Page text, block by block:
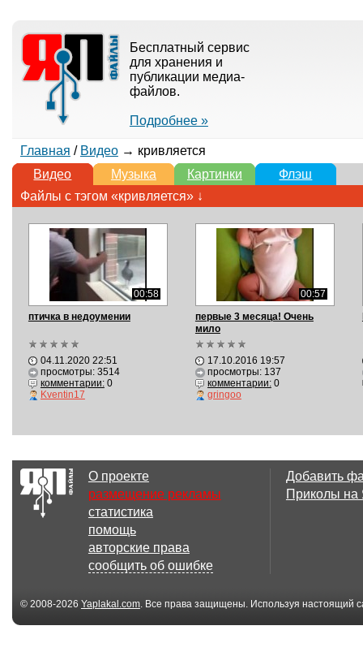
Бесплатный сервис
для хранения и
публикации медиа-
файлов.
Подробнее »
Главная / Видео→ кривляется
Видео
Музыка Картинки
Флэш
Файлы с тэгом «кривляется» ↓
00:58
птичка в недоумении
04.11.2020 22:51
просмотры: 3514
комментарии:0
Kventin17
00:57
первые 3 месяца! Очень
мило
17.10.2016 19:57
просмотры: 137
комментарии:0
gringoo
О проекте
размещение рекламы
статистика
помощь
авторские права
сообщить об ошибке
Добавить
Приколы
© 2008-2026 Yaplakal.com. Все права защищены. Используя настоящий